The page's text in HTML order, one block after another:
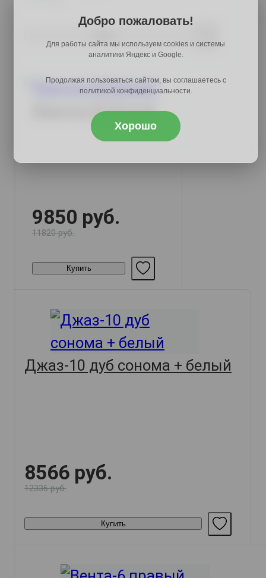
Имидж-65 белый
9850 руб.
11820 руб.
Купить
Джаз-10 дуб сонома + белый
8566 руб.
12336 руб.
Купить
Добро пожаловать!
Для работы сайта мы используем cookies и системы
аналитики Яндекс и Google.
Продолжая пользоваться сайтом, вы соглашаетесь с
политикой конфиденциальности.
Хорошо